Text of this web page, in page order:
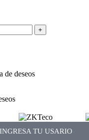
+
de deseos
INGRESA TU USARIO